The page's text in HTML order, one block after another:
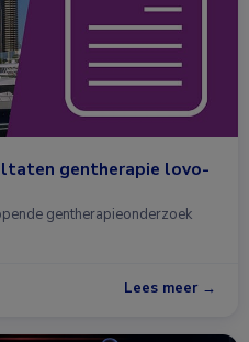
gentherapie lovo-
gentherapieonderzoek
Lees meer →